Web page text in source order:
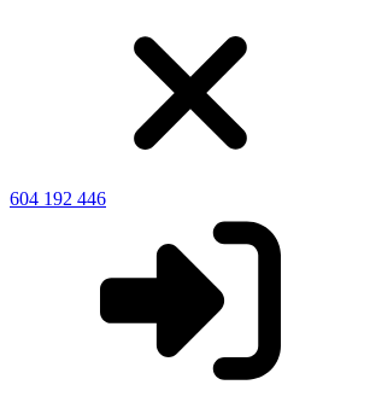
604 192 446